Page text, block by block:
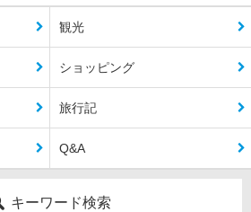
観光
ショッピング
旅行記
Q&A
キーワード検索